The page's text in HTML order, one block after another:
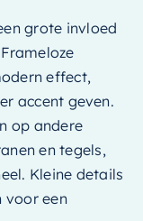
grote invloed
effect,
accent geven.
op andere
en tegels,
Kleine details
voor een